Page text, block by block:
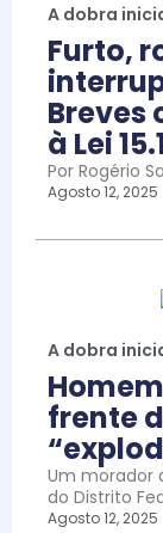
A dobra
Furto,
Breves
à Lei
Por Rogério
Agosto 12, 2025
A dobra
frente
Um morador
do Distrito
Agosto 12, 2025